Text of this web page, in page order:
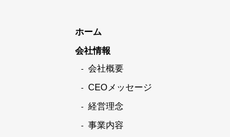
ホーム
会社情報
会社概要
CEOメッセージ
経営理念
事業内容